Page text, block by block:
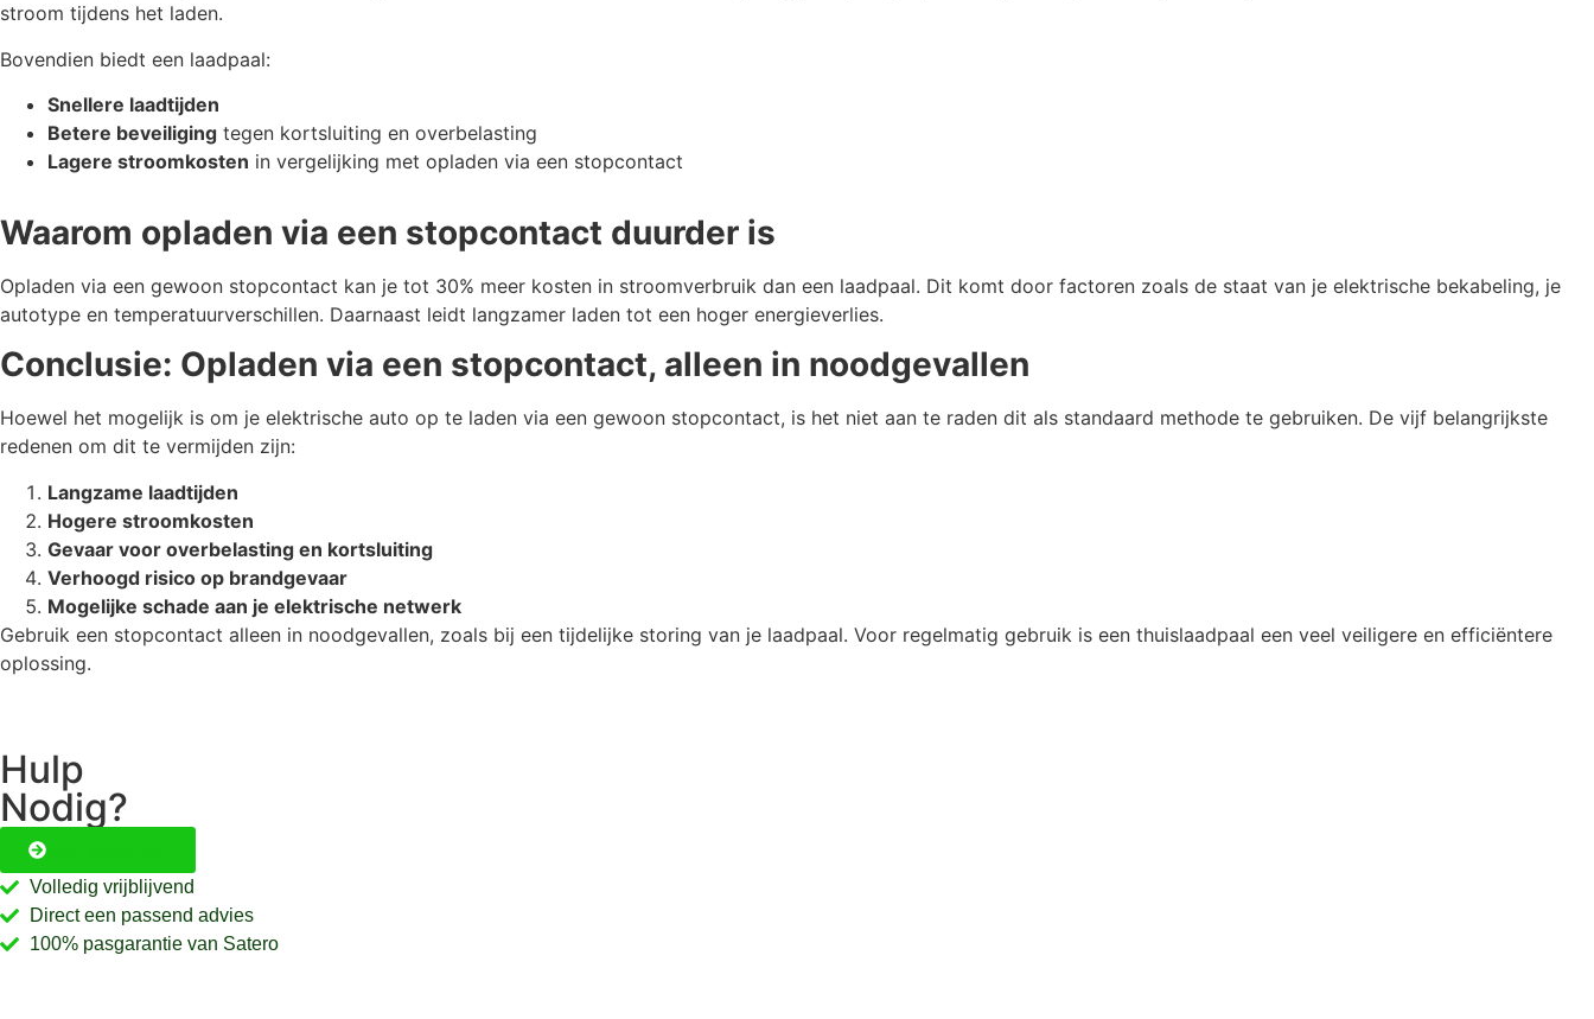
stroom tijdens het laden.
Bovendien biedt een laadpaal:
Snellere laadtijden
Betere beveiliging tegen kortsluiting en overbelasting
Lagere stroomkosten in vergelijking met opladen via een stopcontact
Waarom opladen via een stopcontact duurder is
Opladen via een gewoon stopcontact kan je tot 30% meer kosten in stroomverbruik dan een laadpaal. Dit komt door factoren zoals de staat van je elektrische bekabeling, je
autotype en temperatuurverschillen. Daarnaast leidt langzamer laden tot een hoger energieverlies.
Conclusie: Opladen via een stopcontact, alleen in noodgevallen
Hoewel het mogelijk is om je elektrische auto op te laden via een gewoon stopcontact, is het niet aan te raden dit als standaard methode te gebruiken. De vijf belangrijkste
redenen om dit te vermijden zijn:
Langzame laadtijden
Hogere stroomkosten
Gevaar voor overbelasting en kortsluiting
Verhoogd risico op brandgevaar
Mogelijke schade aan je elektrische netwerk
Gebruik een stopcontact alleen in noodgevallen, zoals bij een tijdelijke storing van je laadpaal. Voor regelmatig gebruik is een thuislaadpaal een veel veiligere en efficiëntere
oplossing.
Hulp
Nodig?
Volledig vrijblijvend
Direct een passend advies
100% pasgarantie van Satero